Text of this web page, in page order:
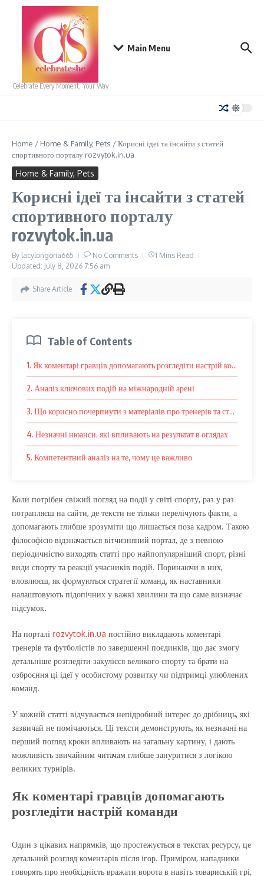
Skip to content
Celebrate Every Moment, Your Way
Main Menu
Home / Home & Family, Pets /Корисні ідеї та інсайти з статей
спортивного порталу rozvytok.in.ua
Home & Family, Pets
Корисні ідеї та інсайти з статей
спортивного порталу
rozvytok.in.ua
By lacylongoria665 No Comments
1 Mins Read
Updated: July 8, 2026 7:56 am
Share Article
Table of Contents
1. Як коментарі гравців допомагають розгледіти настрій команди
2. Аналіз ключових подій на міжнародній арені
3. Що корисно почерпнути з матеріалів про тренерів та стратегію
4. Незначні нюанси, які впливають на результат в оглядах
5. Компетентний аналіз на те, чому це важливо
Коли потрібен свіжий погляд на події у світі спорту, раз у раз
потрапляєш на сайти, де тексти не тільки перелічують факти, а
допомагають глибше зрозуміти що лишається поза кадром. Такою
філософією відзначається вітчизняний портал, де з певною
періодичністю виходять статті про найпопулярніший спорт, різні
види спорту та реакції учасників подій. Поринаючи в них,
вловлюєш, як формуються стратегії команд, як наставники
налаштовують підопічних у важкі хвилини та що саме визначає
підсумок.
На порталі rozvytok.in.ua постійно викладають коментарі
тренерів та футболістів по завершенні поєдинків, що дає змогу
детальніше розгледіти закулісся великого спорту та брати на
озброєння ці ідеї у особистому розвитку чи підтримці улюблених
команд.
У кожній статті відчувається непідробний інтерес до дрібниць, які
зазвичай не помічаються. Ці тексти демонструють, як незначні на
перший погляд кроки впливають на загальну картину, і дають
можливість звичайним читачам глибше зануритися з логікою
великих турнірів.
Як коментарі гравців допомагають
розгледіти настрій команди
Один з цікавих напрямків, що простежується в текстах ресурсу, це
детальний розгляд коментарів після ігор. Приміром, нападники
говорять про необхідність вражати ворота в навіть товариській грі,